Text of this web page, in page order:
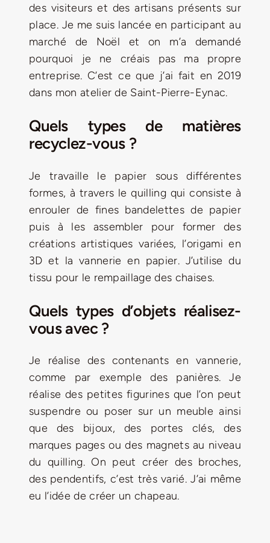
des visiteurs et des artisans présents sur
place. Je me suis lancée en participant au
marché de Noël et on m’a demandé
pourquoi je ne créais pas ma propre
entreprise. C’est ce que j’ai fait en 2019
dans mon atelier de Saint-Pierre-Eynac.
Quels types de matières
recyclez-vous ?
Je travaille le papier sous différentes
formes, à travers le quilling qui consiste à
enrouler de fines bandelettes de papier
puis à les assembler pour former des
créations artistiques variées, l’origami en
3D et la vannerie en papier. J’utilise du
tissu pour le rempaillage des chaises.
Quels types d’objets réalisez-
vous avec ?
Je réalise des contenants en vannerie,
comme par exemple des panières. Je
réalise des petites figurines que l’on peut
suspendre ou poser sur un meuble ainsi
que des bijoux, des portes clés, des
marques pages ou des magnets au niveau
du quilling. On peut créer des broches,
des pendentifs, c’est très varié. J’ai même
eu l’idée de créer un chapeau.